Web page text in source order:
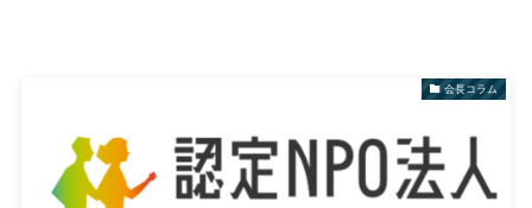
会長コラム